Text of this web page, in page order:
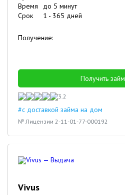
Время
до 5 минут
Срок
1 - 365 дней
Получение:
Получить займ
3.2
#с доставкой займа на дом
№ Лицензии 2-11-01-77-000192
Vivus